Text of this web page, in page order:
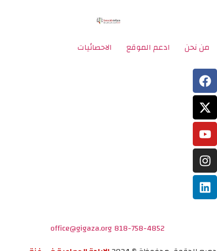
من نحن ادعم الموقع الاحصائيات
818-758-4852
office@gigaza.org